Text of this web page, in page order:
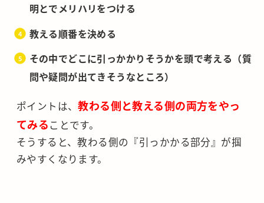
明とでメリハリをつける
教える順番を決める
その中でどこに引っかかりそうかを頭で考える（質
問や疑問が出てきそうなところ）
ポイントは、教わる側と教える側の両方をやっ
てみる ことです。
そうすると、教わる側の『引っかかる部分』が掴
みやすくなります。